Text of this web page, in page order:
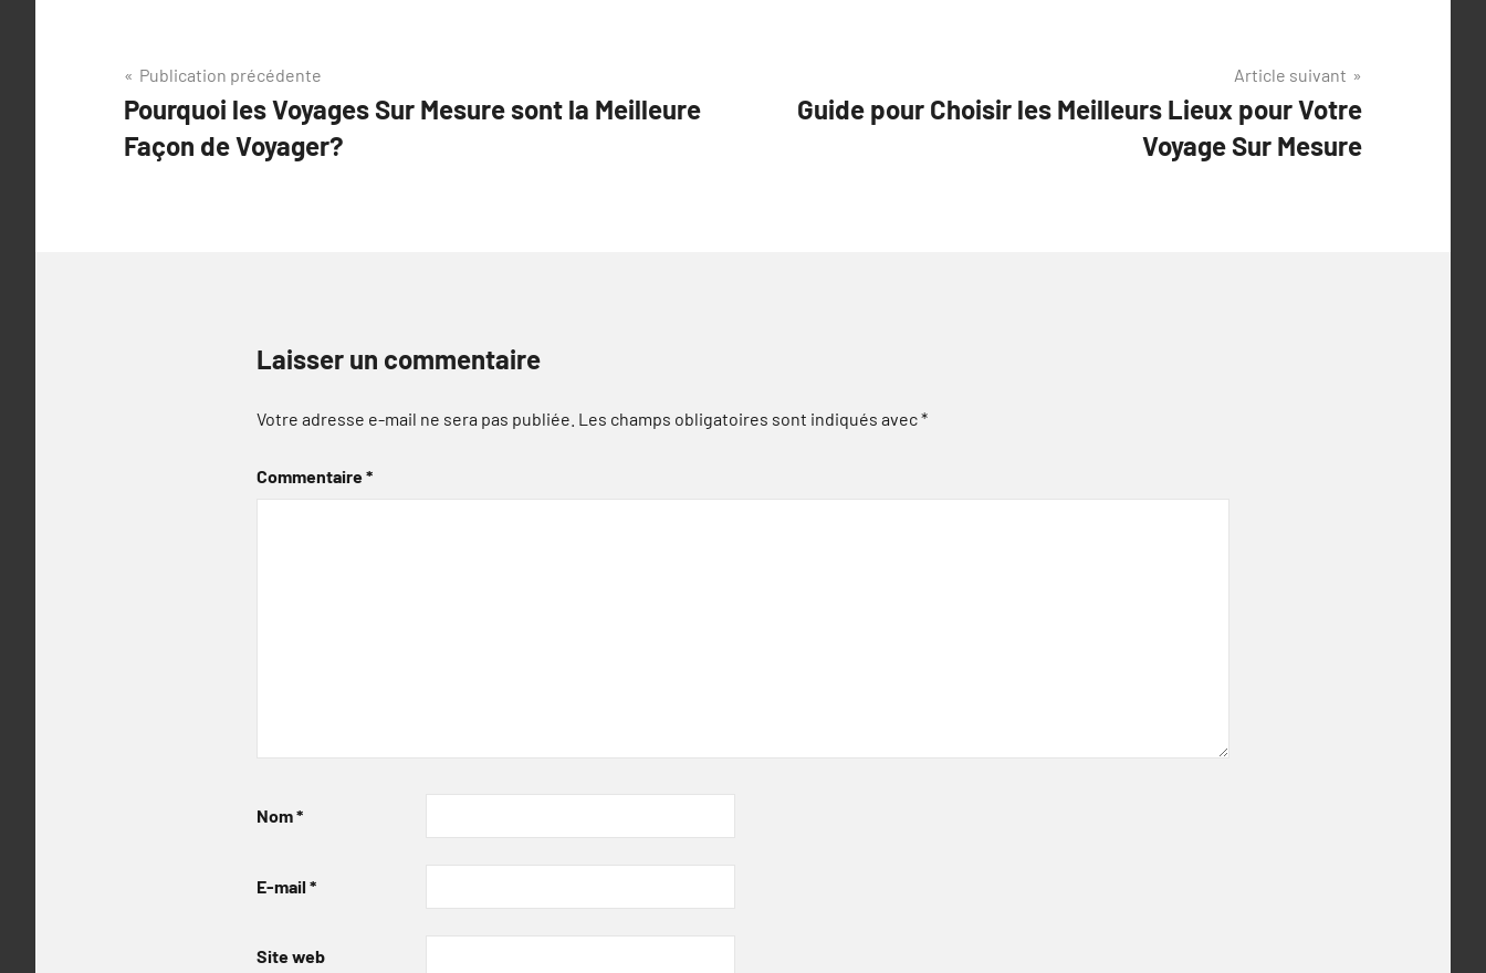
Navigation
de
l’article
Publication précédente
Pourquoi les Voyages Sur Mesure sont la Meilleure
Façon de Voyager?
Article suivant
Guide pour Choisir les Meilleurs Lieux pour Votre
Voyage Sur Mesure
Laisser un commentaire
Votre adresse e-mail ne sera pas publiée. Les champs obligatoires sont indiqués avec*
Commentaire*
Nom*
E-mail *
Site web